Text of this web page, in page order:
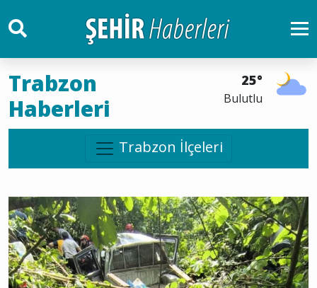
25°
Bulutlu
Trabzon
Haberleri
Trabzon İlçeleri